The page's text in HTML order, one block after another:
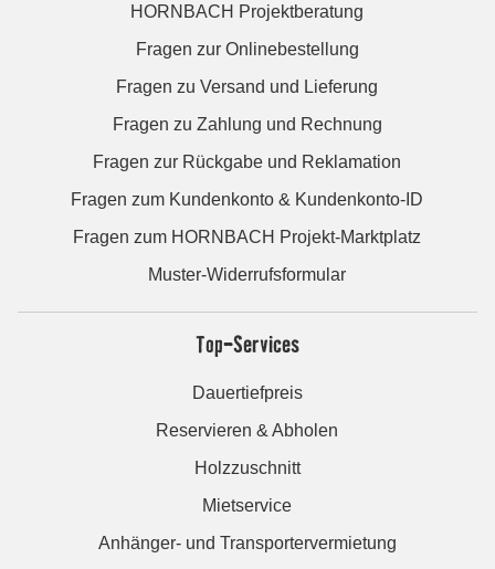
HORNBACH Projektberatung
Fragen zur Onlinebestellung
Fragen zu Versand und Lieferung
Fragen zu Zahlung und Rechnung
Fragen zur Rückgabe und Reklamation
Fragen zum Kundenkonto & Kundenkonto-ID
Fragen zum HORNBACH Projekt-Marktplatz
Muster-Widerrufsformular
Top-Services
Dauertiefpreis
Reservieren & Abholen
Holzzuschnitt
Mietservice
Anhänger- und Transportervermietung